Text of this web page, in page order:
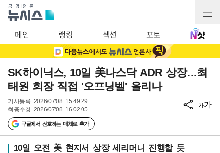
메인 랭킹 섹션 포토
SK하이닉스, 10일 美나스닥 ADR 상장…최
태원 회장 직접 '오프닝벨' 울리나
기사등록 2026/07/08 15:49:29
최종수정 2026/07/08 16:02:05
구글에서 선호하는 매체로 추가
가가
10일 오전 美 현지서 상장 세리머니 진행할 듯